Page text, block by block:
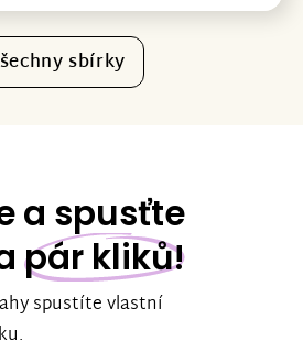
sbírky
a spusťte
pár kliků!
spustíte vlastní